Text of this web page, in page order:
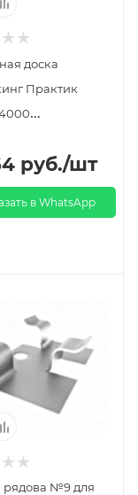
доска
Практик
тиснение/
шоколад
руб./шт
в WhatsApp
рядова №9 для